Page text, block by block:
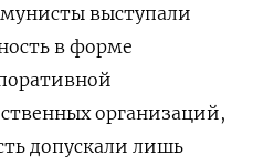
выступали
в форме
организаций,
допускали лишь